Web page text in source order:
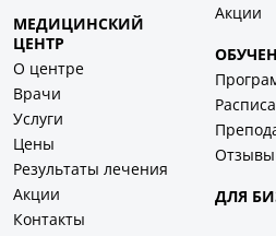
МЕДИЦИНСКИЙ
ЦЕНТР
О центре
Врачи
Услуги
Цены
Результаты лечения
Акции
Контакты
Акции
Отзывы
ДЛЯ